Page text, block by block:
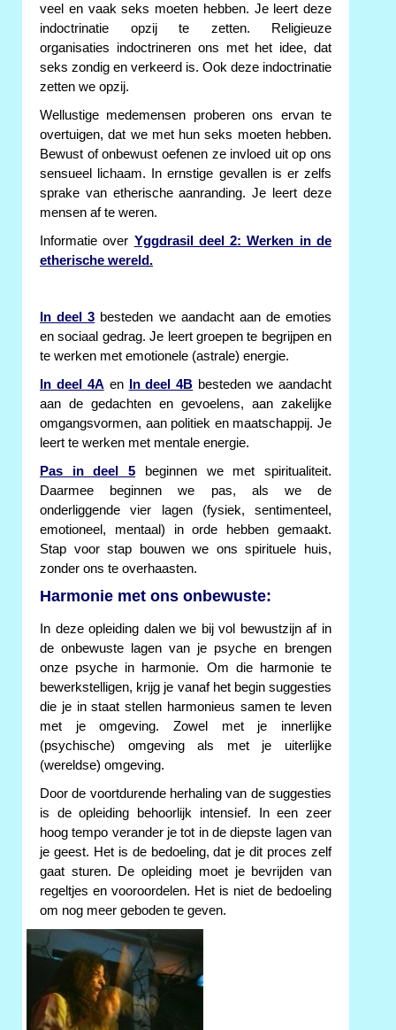
veel en vaak seks moeten hebben. Je leert deze
indoctrinatie opzij te zetten. Religieuze
organisaties indoctrineren ons met het idee, dat
seks zondig en verkeerd is. Ook deze indoctrinatie
zetten we opzij.
Wellustige medemensen proberen ons ervan te
overtuigen, dat we met hun seks moeten hebben.
Bewust of onbewust oefenen ze invloed uit op ons
sensueel lichaam. In ernstige gevallen is er zelfs
sprake van etherische aanranding. Je leert deze
mensen af te weren.
Informatie over Yggdrasil deel 2: Werken in de
etherische wereld.
In deel 3 besteden we aandacht aan de emoties
en sociaal gedrag. Je leert groepen te begrijpen en
te werken met emotionele (astrale) energie.
In deel 4A en In deel 4B besteden we aandacht
aan de gedachten en gevoelens, aan zakelijke
omgangsvormen, aan politiek en maatschappij. Je
leert te werken met mentale energie.
Pas in deel 5 beginnen we met spiritualiteit.
Daarmee beginnen we pas, als we de
onderliggende vier lagen (fysiek, sentimenteel,
emotioneel, mentaal) in orde hebben gemaakt.
Stap voor stap bouwen we ons spirituele huis,
zonder ons te overhaasten.
Harmonie met ons onbewuste:
In deze opleiding dalen we bij vol bewustzijn af in
de onbewuste lagen van je psyche en brengen
onze psyche in harmonie. Om die harmonie te
bewerkstelligen, krijg je vanaf het begin suggesties
die je in staat stellen harmonieus samen te leven
met je omgeving. Zowel met je innerlijke
(psychische) omgeving als met je uiterlijke
(wereldse) omgeving.
Door de voortdurende herhaling van de suggesties
is de opleiding behoorlijk intensief. In een zeer
hoog tempo verander je tot in de diepste lagen van
je geest. Het is de bedoeling, dat je dit proces zelf
gaat sturen. De opleiding moet je bevrijden van
regeltjes en vooroordelen. Het is niet de bedoeling
om nog meer geboden te geven.